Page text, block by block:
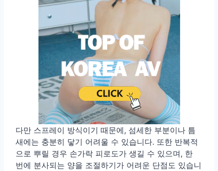
다만 스프레이 방식이기 때문에, 섬세한 부분이나 틈
새에는 충분히 닿기 어려울 수 있습니다. 또한 반복적
으로 뿌릴 경우 손가락 피로도가 생길 수 있으며, 한
번에 분사되는 양을 조절하기가 어려운 단점도 있습니